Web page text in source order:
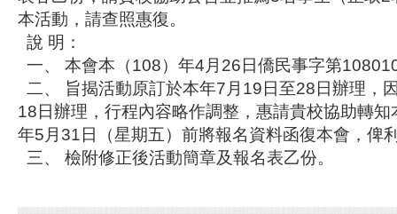
本活動，請查照惠復。
說 明：
一、 本會本（108）年4月26日僑民事字第
二、 旨揭活動原訂於本年7月19日至28日辦理，
18日辦理，行程內容略作調整，惠請貴校協助轉
年5月31日（星期五）前將報名資料函復本會，俾
三、 檢附修正後活動簡章及報名表乙份。